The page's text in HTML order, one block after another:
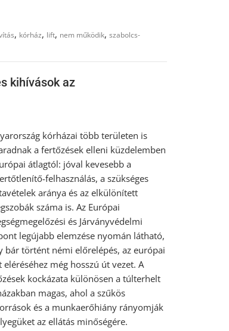
, kórház, lift, nem működik, szabolcs-
kihívások az
kórházai több területen is
a fertőzések elleni küzdelemben
átlagtól: jóval kevesebb a
felhasználás, a szükséges
aránya és az elkülönített
száma is. Az Európai
és Járványvédelmi
legújabb elemzése nyomán látható,
bár történt némi előrelépés, az európai
eléréséhez még hosszú út vezet. A
kockázata különösen a túlterhelt
magas, ahol a szűkös
és a munkaerőhiány rányomják
az ellátás minőségére.